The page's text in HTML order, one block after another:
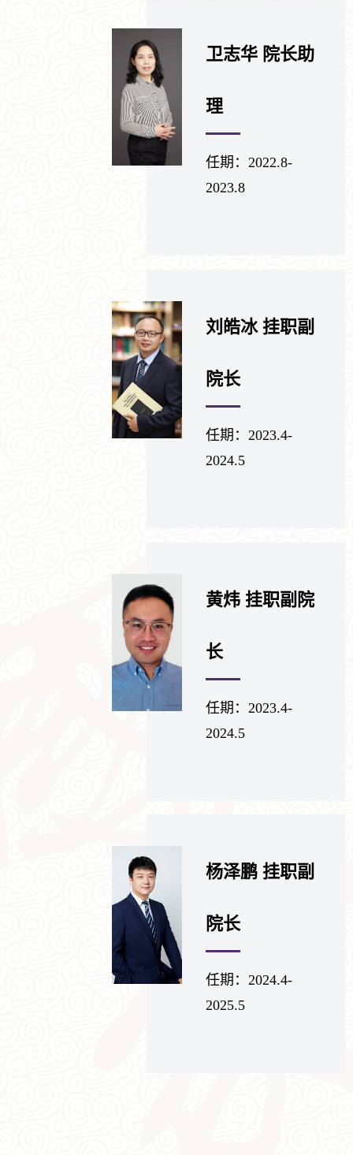
卫志华 院长助
理
任期：2022.8-
2023.8
刘皓冰 挂职副
院长
任期：2023.4-
2024.5
黄炜 挂职副院
长
任期：2023.4-
2024.5
杨泽鹏 挂职副
院长
任期：2024.4-
2025.5